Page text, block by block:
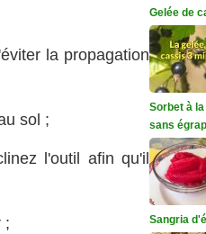
la propagation
sol ;
l'outil afin qu'il
;
Gelée de
Sorbet à
sans
Sangria